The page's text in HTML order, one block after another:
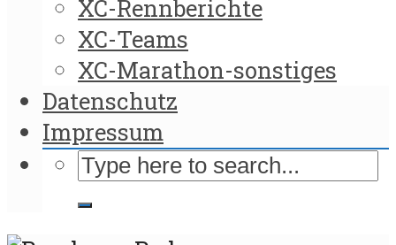
XC-Rennberichte
XC-Teams
XC-Marathon-sonstiges
Datenschutz
Impressum